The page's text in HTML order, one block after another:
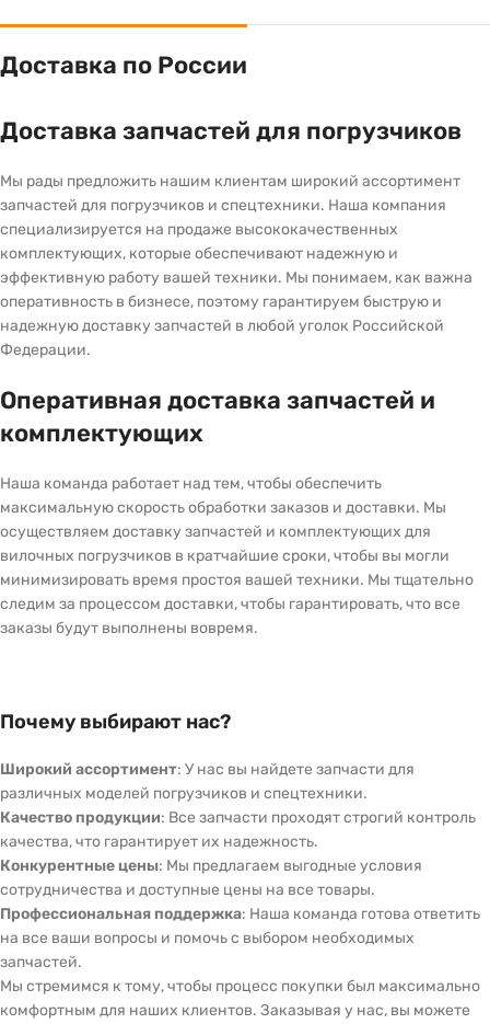
Доставка по России
Доставка запчастей для погрузчиков
Мы рады предложить нашим клиентам широкий ассортимент
запчастей для погрузчиков и спецтехники. Наша компания
специализируется на продаже высококачественных
комплектующих, которые обеспечивают надежную и
эффективную работу вашей техники. Мы понимаем, как важна
оперативность в бизнесе, поэтому гарантируем быструю и
надежную доставку запчастей в любой уголок Российской
Федерации.
Оперативная доставка запчастей и
комплектующих
Наша команда работает над тем, чтобы обеспечить
максимальную скорость обработки заказов и доставки. Мы
осуществляем доставку запчастей и комплектующих для
вилочных погрузчиков в кратчайшие сроки, чтобы вы могли
минимизировать время простоя вашей техники. Мы тщательно
следим за процессом доставки, чтобы гарантировать, что все
заказы будут выполнены вовремя.
Почему выбирают нас?
Широкий ассортимент: У нас вы найдете запчасти для
различных моделей погрузчиков и спецтехники.
Качество продукции: Все запчасти проходят строгий контроль
качества, что гарантирует их надежность.
Конкурентные цены: Мы предлагаем выгодные условия
сотрудничества и доступные цены на все товары.
Профессиональная поддержка: Наша команда готова ответить
на все ваши вопросы и помочь с выбором необходимых
запчастей.
Мы стремимся к тому, чтобы процесс покупки был максимально
комфортным для наших клиентов. Заказывая у нас, вы можете